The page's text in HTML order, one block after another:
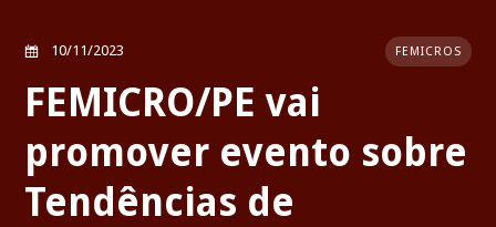
 10/11/2023 FEMICROS
FEMICRO/PE vai
promover evento sobre
Tendências de